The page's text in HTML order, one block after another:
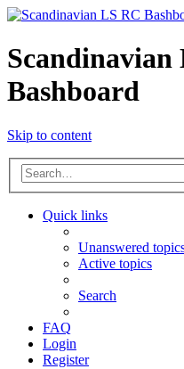
Scandinavian
Bashboard
Skip to content
Quick links
Unanswered
Active topics
Search
FAQ
Login
Register